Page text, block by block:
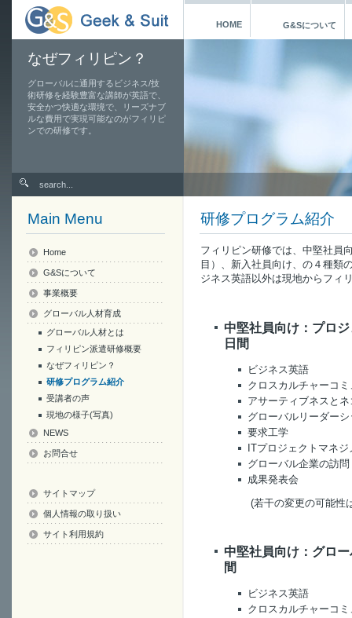
HOME G&Sについて
なぜフィリピン？
グローバルに通用するビジネス/技
術研修を経験豊富な講師が英語で、
安全かつ快適な環境で、リーズナブ
ルな費用で実現可能なのがフィリピ
ンでの研修です。
研修プログラム紹介
フィリピン研修では、中堅社員
目）、新入社員向け、の４種類
ジネス英語以外は現地からフィ
中堅社員向け：プロ
日間
ビジネス英語
クロスカルチャーコ
アサーティブネスと
グローバルリーダーシ
要求工学
ITプロジェクトマネジ
グローバル企業の訪問
成果発表会
(若干の変更の可能性
中堅社員向け：グロ
間
ビジネス英語
クロスカルチャーコ
Main Menu
Home
G&Sについて
事業概要
グローバル人材育成
グローバル人材とは
フィリピン派遣研修概要
なぜフィリピン？
研修プログラム紹介
受講者の声
現地の様子(写真)
NEWS
お問合せ
サイトマップ
個人情報の取り扱い
サイト利用規約